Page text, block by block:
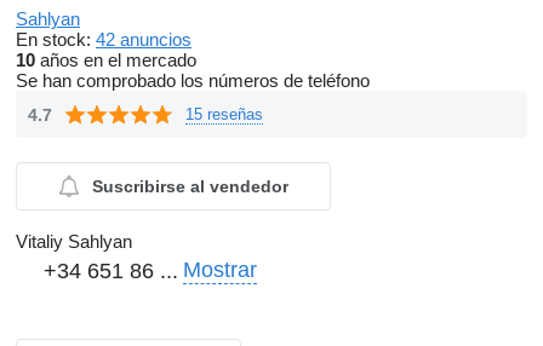
Sahlyan
En stock: 42 anuncios
10 años en el mercado
Se han comprobado los números de teléfono
4.7 15 reseñas
Suscribirse al vendedor
Vitaliy Sahlyan
+34 651 86 ... Mostrar